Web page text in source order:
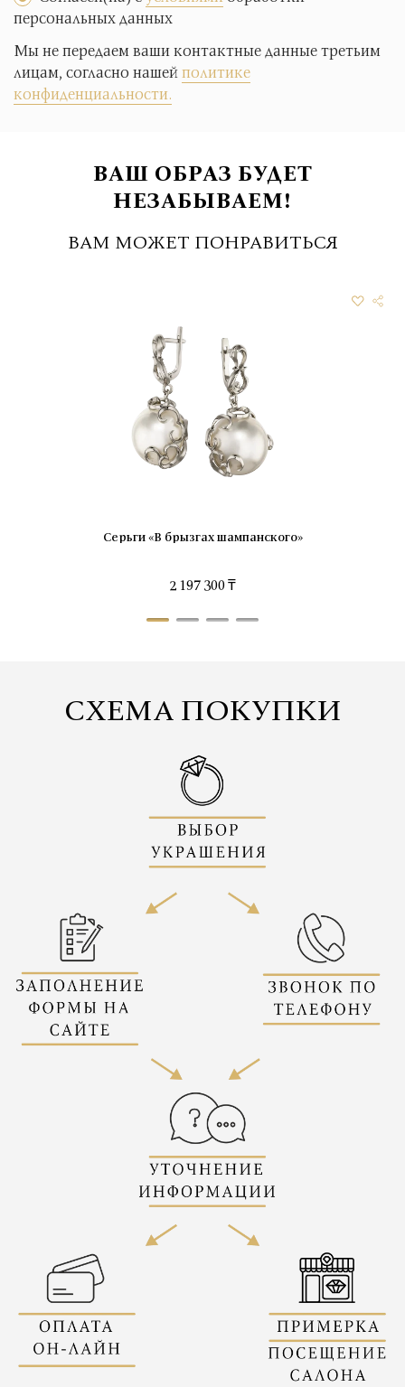
персональных данных
Мы не передаем ваши контактные данные третьим
лицам, согласно нашейполитике
конфиденциальности.
ВАШ ОБРАЗ БУДЕТ
НЕЗАБЫВАЕМ!
ВАМ МОЖЕТ ПОНРАВИТЬСЯ
Серьги «В брызгах шампанского»
2 197 300 ₸
СХЕМА ПОКУПКИ